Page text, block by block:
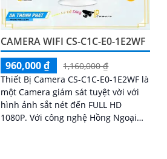
CAMERA WIFI CS-C1C-E0-1E2WF
960,000 ₫
1,160,000 ₫
Thiết Bị Camera CS-C1C-E0-1E2WF là
một Camera giám sát tuyệt vời với
hình ảnh sắt nét đến FULL HD
1080P. Với công nghệ Hồng Ngoại